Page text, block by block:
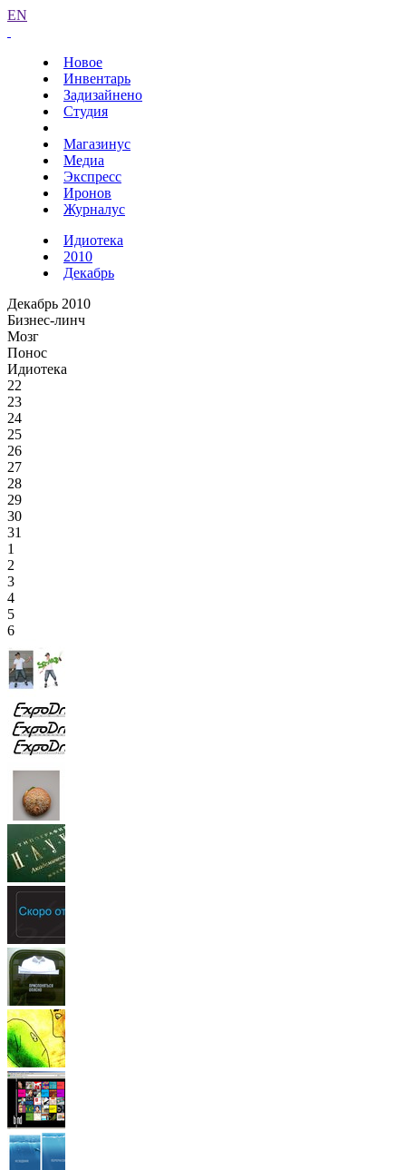
EN
Новое
Инвентарь
Задизайнено
Студия
Магазинус
Медиа
Экспресс
Иронов
Журналус
Идиотека
2010
Декабрь
Декабрь 2010
Бизнес-линч
Мозг
Понос
Идиотека
22
23
24
25
26
27
28
29
30
31
1
2
3
4
5
6